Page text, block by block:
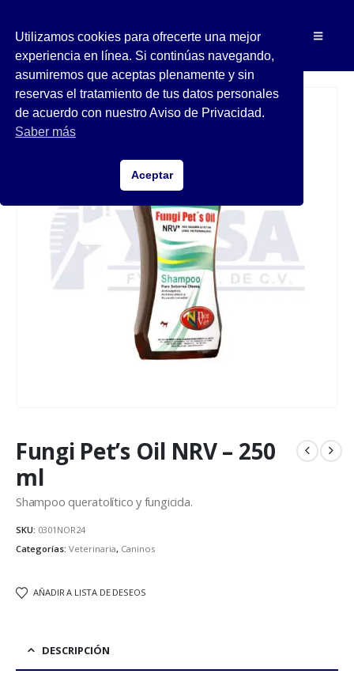
Fungi Pet’s Oil NRV – 250
ml
Shampoo queratolítico y fungicida.
SKU: 0301NOR24
Categorías: Veterinaria, Caninos
AÑADIR A LISTA DE DESEOS
DESCRIPCIÓN
Utilizamos cookies para ofrecerte una mejor
experiencia en línea. Si continúas navegando,
asumiremos que aceptas plenamente y sin
reservas el tratamiento de tus datos personales
de acuerdo con nuestro Aviso de Privacidad.
Saber más
Aceptar